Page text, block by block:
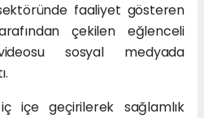
faaliyet gösteren
çekilen eğlenceli
sosyal medyada
içe geçirilerek sağlamlık